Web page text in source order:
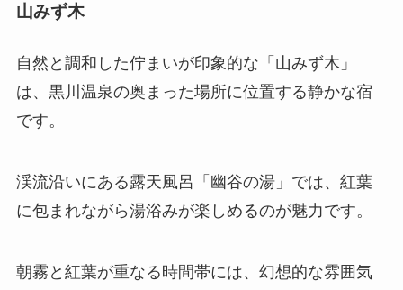
山みず木
自然と調和した佇まいが印象的な「山みず木」
は、黒川温泉の奥まった場所に位置する静かな宿
です。
渓流沿いにある露天風呂「幽谷の湯」では、紅葉
に包まれながら湯浴みが楽しめるのが魅力です。
朝霧と紅葉が重なる時間帯には、幻想的な雰囲気